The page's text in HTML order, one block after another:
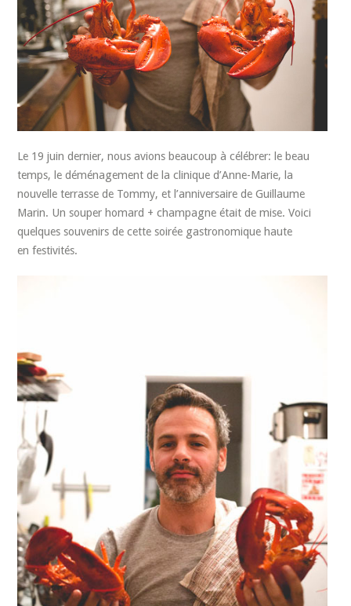
Le 19 juin dernier, nous avions beaucoup à célébrer: le beau
temps, le déménagement de la clinique d’Anne-Marie, la
nouvelle terrasse de Tommy, et l’anniversaire de Guillaume
Marin. Un souper homard + champagne était de mise. Voici
quelques souvenirs de cette soirée gastronomique haute
en festivités.